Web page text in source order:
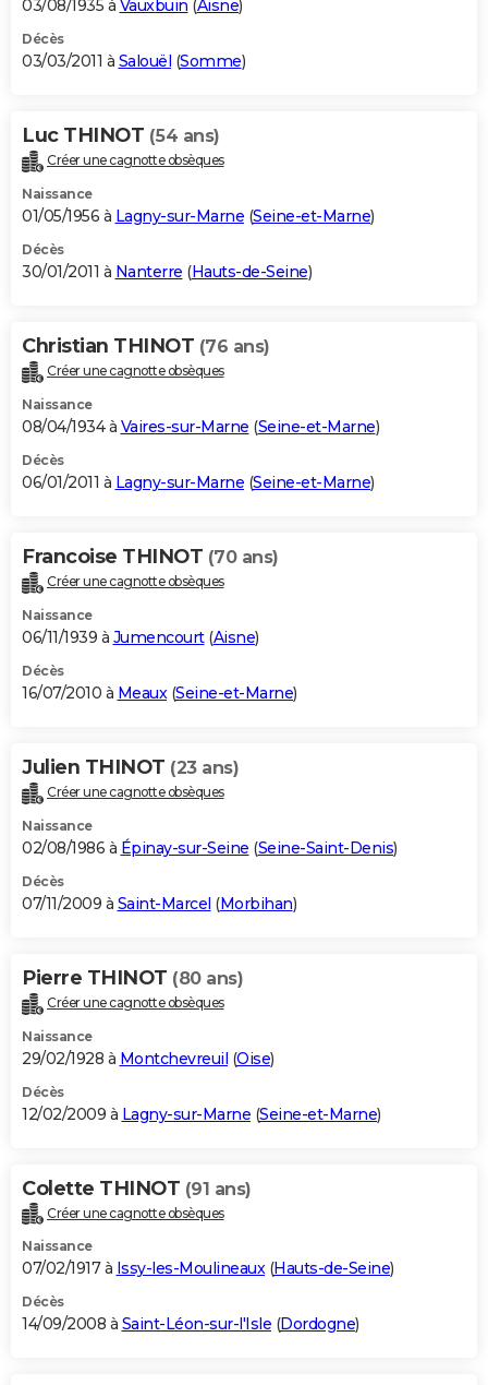
03/08/1935 à Vauxbuin (Aisne)
Décès
03/03/2011 à Salouël (Somme)
Luc THINOT (54 ans)
Créer une cagnotte obsèques
Naissance
01/05/1956 à Lagny-sur-Marne (Seine-et-Marne)
Décès
30/01/2011 à Nanterre (Hauts-de-Seine)
Christian THINOT (76 ans)
Créer une cagnotte obsèques
Naissance
08/04/1934 à Vaires-sur-Marne (Seine-et-Marne)
Décès
06/01/2011 à Lagny-sur-Marne (Seine-et-Marne)
Francoise THINOT (70 ans)
Créer une cagnotte obsèques
Naissance
06/11/1939 à Jumencourt(Aisne)
Décès
16/07/2010 à Meaux(Seine-et-Marne)
Julien THINOT (23 ans)
Créer une cagnotte obsèques
Naissance
02/08/1986 à Épinay-sur-Seine (Seine-Saint-Denis)
Décès
07/11/2009 à Saint-Marcel (Morbihan)
Pierre THINOT (80 ans)
Créer une cagnotte obsèques
Naissance
29/02/1928 à Montchevreuil (Oise)
Décès
12/02/2009 à Lagny-sur-Marne (Seine-et-Marne)
Colette THINOT (91 ans)
Créer une cagnotte obsèques
Naissance
07/02/1917 à Issy-les-Moulineaux(Hauts-de-Seine)
Décès
14/09/2008 à Saint-Léon-sur-l'Isle (Dordogne)